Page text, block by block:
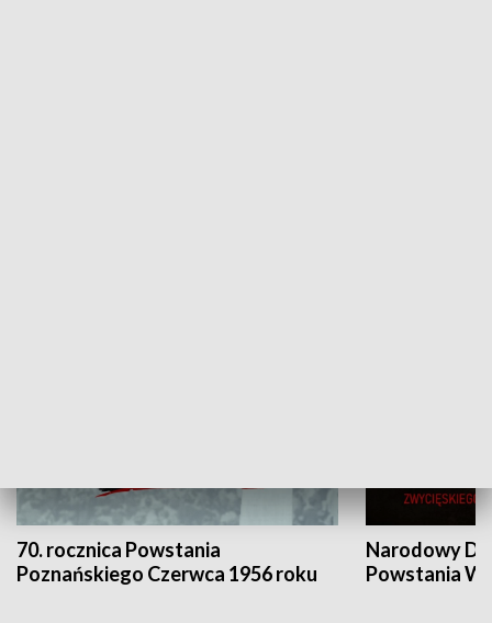
70. rocznica Powstania
Poznańskiego Czerwca 1956 roku
Narodowy
Powstania